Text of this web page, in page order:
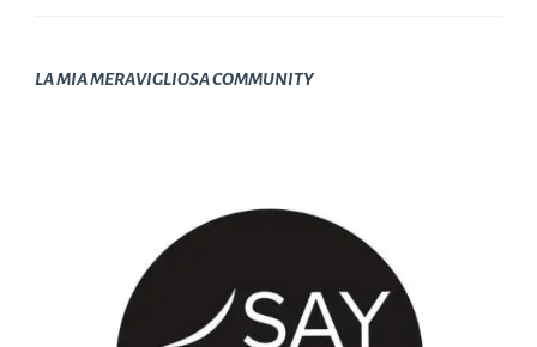
LA MIA MERAVIGLIOSA COMMUNITY